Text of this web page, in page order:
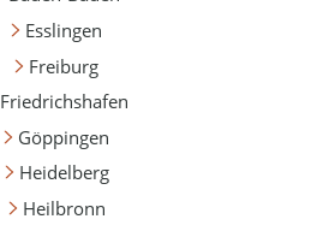
Esslingen
Freiburg
Friedrichshafen
Göppingen
Heidelberg
Heilbronn